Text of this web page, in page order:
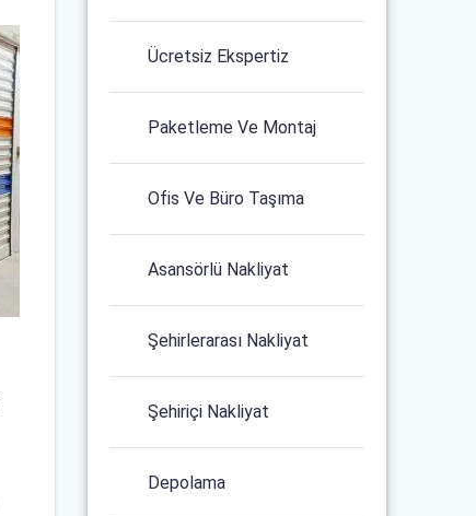
Ücretsiz Ekspertiz
Paketleme Ve Montaj
Ofis Ve Büro Taşıma
Asansörlü Nakliyat
Şehirlerarası Nakliyat
Şehiriçi Nakliyat
Depolama